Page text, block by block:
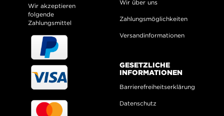
Wir akzeptieren
folgende
Zahlungsmittel
Wir über uns
Zahlungsmöglichkeiten
Versandinformationen
GESETZLICHE
INFORMATIONEN
Barrierefreiheitserklärung
Datenschutz